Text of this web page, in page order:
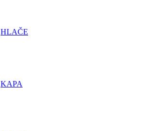
HLAČE
KAPA